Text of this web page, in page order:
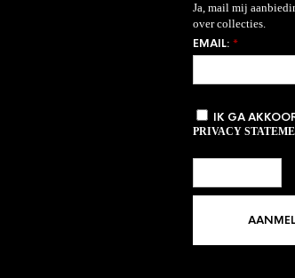
Ja, mail mij
over collecties.
EMAIL: *
IK GA
PRIVACY